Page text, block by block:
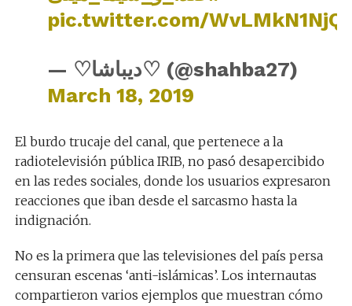
pic.twitter.com/WvLMkN1NjQ
— ♡دیباشا♡ (@shahba27)
March 18, 2019
El burdo trucaje del canal, que pertenece a la
radiotelevisión pública IRIB, no pasó desapercibido
en las redes sociales, donde los usuarios expresaron
reacciones que iban desde el sarcasmo hasta la
indignación.
No es la primera que las televisiones del país persa
censuran escenas ‘anti-islámicas’. Los internautas
compartieron varios ejemplos que muestran cómo